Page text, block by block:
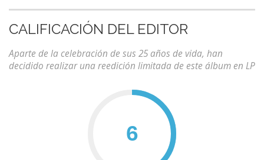
CALIFICACIÓN DEL EDITOR
Aparte de la celebración de sus 25 años de vida, han
decidido realizar una reedición limitada de este álbum en LP